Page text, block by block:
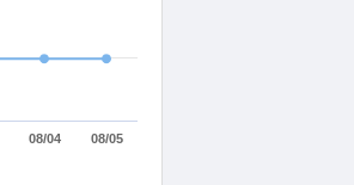
08/04 08/05